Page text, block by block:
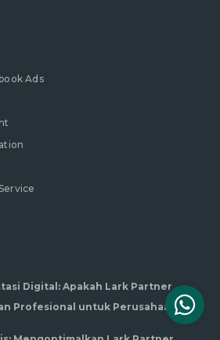
Ads
Digital: Apakah Lark Partner
Profesional untuk Perusahaan?